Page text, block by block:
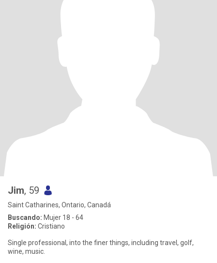
Jim, 59
Saint Catharines, Ontario, Canadá
Buscando: Mujer 18 - 64
Religión: Cristiano
Single professional, into the finer things, including travel, golf,
wine, music.